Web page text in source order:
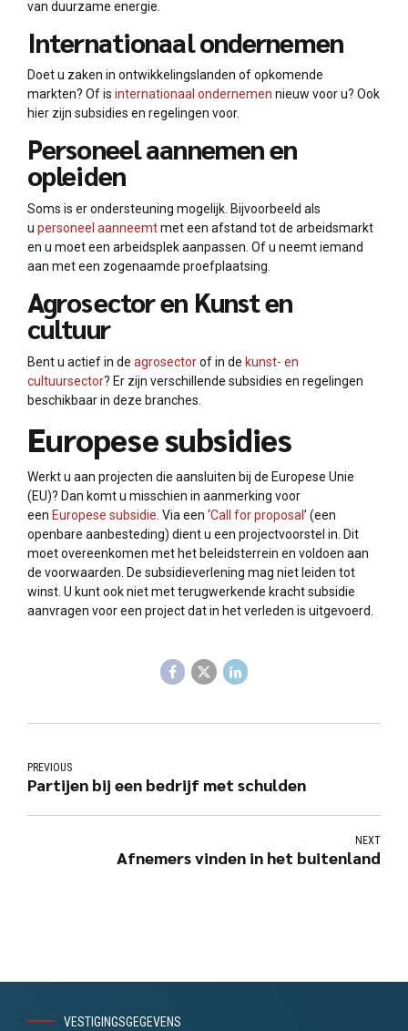
van duurzame energie.
Internationaal ondernemen
Doet u zaken in ontwikkelingslanden of opkomende
markten? Of is internationaal ondernemen nieuw voor u? Ook
hier zijn subsidies en regelingen voor.
Personeel aannemen en
opleiden
Soms is er ondersteuning mogelijk. Bijvoorbeeld als
u personeel aanneemtmet een afstand tot de arbeidsmarkt
en u moet een arbeidsplek aanpassen. Of u neemt iemand
aan met een zogenaamde proefplaatsing.
Agrosector en Kunst en
cultuur
Bent u actief in de agrosectorof in de kunst- en
cultuursector? Er zijn verschillende subsidies en regelingen
beschikbaar in deze branches.
Europese subsidies
Werkt u aan projecten die aansluiten bij de Europese Unie
(EU)? Dan komt u misschien in aanmerking voor
een Europese subsidie . Via een ‘Call for proposal ’ (een
openbare aanbesteding) dient u een projectvoorstel in. Dit
moet overeenkomen met het beleidsterrein en voldoen aan
de voorwaarden. De subsidieverlening mag niet leiden tot
winst. U kunt ook niet met terugwerkende kracht subsidie
aanvragen voor een project dat in het verleden is uitgevoerd.
PREVIOUS
Partijen bij een bedrijf met schulden
NEXT
Afnemers vinden in het buitenland
VESTIGINGSGEGEVENS